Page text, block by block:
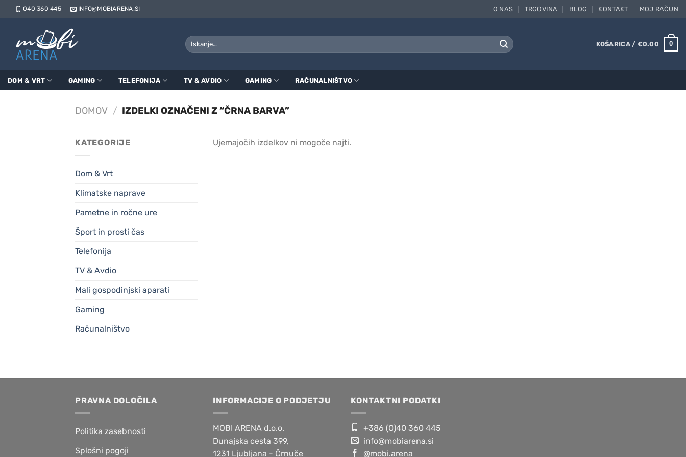
Skoči 040 360 445 INFO@MOBIARENA.SI O NAS TRGOVINA BLOG KONTAKT MOJ RAČUN
Išči:
KOŠARICA / €0.00 0
DOM & VRT GAMING TELEFONIJA TV & AVDIO GAMING RAČUNALNIŠTVO
DOMOV / IZDELKI OZNAČENI Z “ČRNA BARVA”
KATEGORIJE
Dom & Vrt
Klimatske naprave
Pametne in ročne ure
Šport in prosti čas
Telefonija
TV & Avdio
Mali gospodinjski aparati
Gaming
Računalništvo
Ujemajočih izdelkov ni mogoče najti.
PRAVNA DOLOČILA
Politika zasebnosti
Splošni pogoji
INFORMACIJE O PODJETJU
MOBI ARENA d.o.o.
Dunajska cesta 399,
1231 Ljubljana - Črnuče
KONTAKTNI PODATKI
+386 (0)40 360 445
info@mobiarena.si
@mobi.arena